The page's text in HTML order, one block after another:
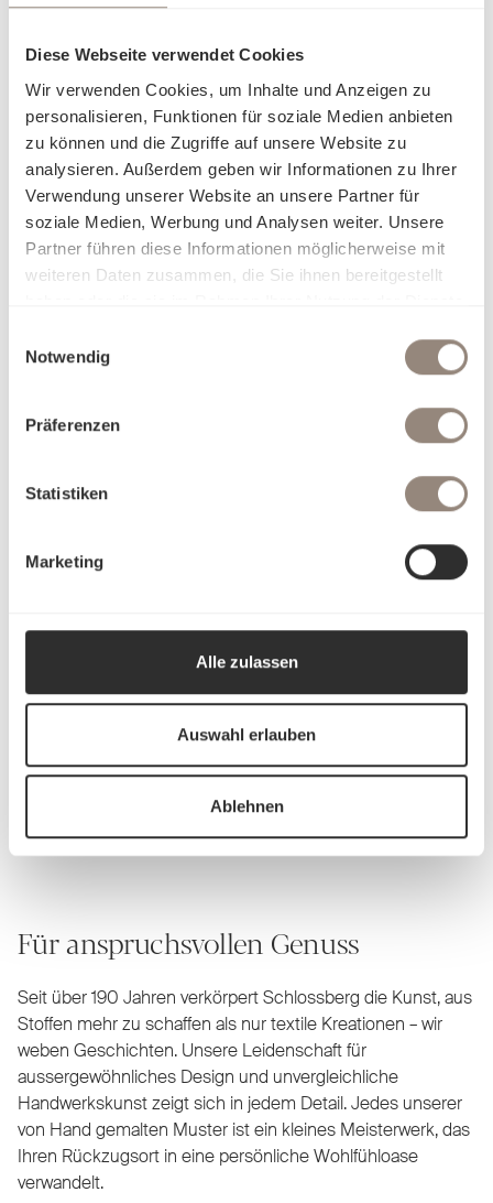
Diese Webseite verwendet Cookies
Wir verwenden Cookies, um Inhalte und Anzeigen zu
personalisieren, Funktionen für soziale Medien anbieten
zu können und die Zugriffe auf unsere Website zu
analysieren. Außerdem geben wir Informationen zu Ihrer
Verwendung unserer Website an unsere Partner für
soziale Medien, Werbung und Analysen weiter. Unsere
Partner führen diese Informationen möglicherweise mit
weiteren Daten zusammen, die Sie ihnen bereitgestellt
Notwendig
Präferenzen
Statistiken
Marketing
Alle zulassen
Auswahl erlauben
Ablehnen
Ressourcen umgehen möchte, findet in Satin Organic eine
schenkt ein angenehm leichtes Schlafgefühl und bewahrt
ihre Weichheit über viele Nächte hinweg. Die sorgfältige
Verarbeitung und die mercerisierte Veredelung verleihen
dem Gewebe einen natürlichen, matten Glanz, der Farben
harmonisch und klar zur Geltung bringt. Satin Organic
verbindet zeitlose Eleganz mit einem bewussten Anspruch
– für alle, die sich in ihrem Zuhause nicht nur wohlfühlen,
sondern auch verantwortungsvoll entscheiden möchten.
soziale Standards
Charakteristische, matt-glänzende Optik
Hypoallergen & besonders hautfreundlich
Schlossberg Bettwäsche
Für anspruchsvollen Genuss
Seit über 190 Jahren verkörpert Schlossberg die Kunst, aus
Stoffen mehr zu schaffen als nur textile Kreationen – wir
weben Geschichten. Unsere Leidenschaft für
aussergewöhnliches Design und unvergleichliche
Handwerkskunst zeigt sich in jedem Detail. Jedes unserer
von Hand gemalten Muster ist ein kleines Meisterwerk, das
Ihren Rückzugsort in eine persönliche Wohlfühloase
verwandelt.